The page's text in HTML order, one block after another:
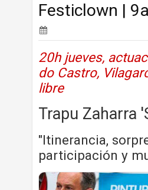
Festiclown |
20h jueves,
do Castro,
libre
Trapu Zaharra
"Itinerancia,
participación y